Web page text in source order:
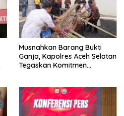
Musnahkan Barang Bukti
Ganja, Kapolres Aceh Selatan
Tegaskan Komitmen